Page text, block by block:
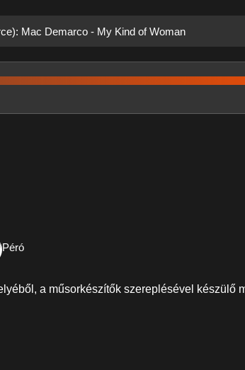
Mac Demarco - My Kind of Woman
Péró
a műsorkészítők szereplésével készülő